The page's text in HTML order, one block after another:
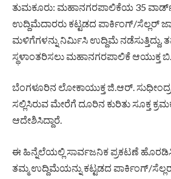
ತುಮಕೂರು: ಮಹಾನಗರಪಾಲಿಕೆಯ 35 ವಾರ್ಡ್
ಉದ್ದಿಮೆದಾರರು ಕಟ್ಟಡದ ಪಾರ್ಕಿಂಗ್/ಸೆಲ್ಲರ್
ಮಳಿಗೆಗಳನ್ನು ನಿರ್ಮಿಸಿ ಉದ್ದಿಮೆ ನಡೆಸುತ್ತಿದ್ದು,
ಸ್ಥಳಾಂತರಿಸಲು ಮಹಾನಗರಪಾಲಿಕೆ ಆಯುಕ್ತ
ಬೆಂಗಳೂರಿನ ಲೋಕಾಯುಕ್ತ ಜಿ.ಆರ್.
ಸಲ್ಲಿಸಿರುವ ಮೇರೆಗೆ ದೂರಿನ ಕುರಿತು ಸೂಕ್ತ
ಆದೇಶಿಸಿದ್ದಾರೆ.
ಈ ಹಿನ್ನೆಲೆಯಲ್ಲಿ ಸಾರ್ವಜನಿಕ ಪ್ರಕಟಣೆ
ತಮ್ಮ ಉದ್ದಿಮೆಯನ್ನು ಕಟ್ಟಡದ ಪಾರ್ಕಿಂಗ್/